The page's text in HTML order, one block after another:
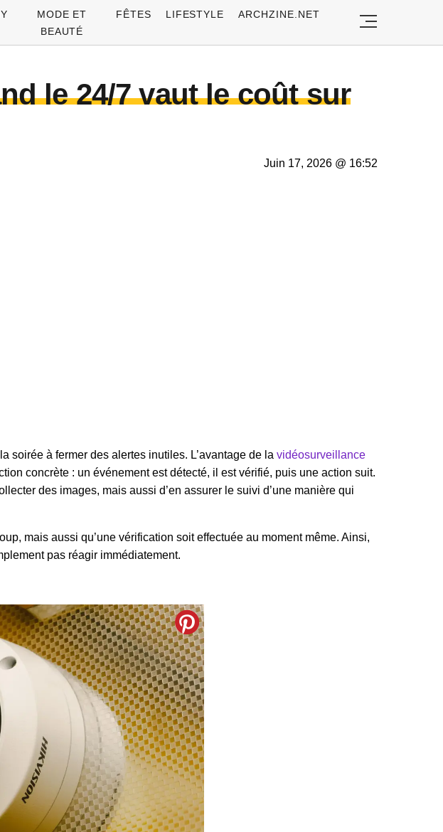
MODE ET
BEAUTÉ
FÊTES LIFESTYLE ARCHZINE.NET
le 24/7 vaut le coût sur
Juin 17, 2026 @ 16:52
à fermer des alertes inutiles. L’avantage de la vidéosurveillance
concrète : un événement est détecté, il est vérifié, puis une action suit.
des images, mais aussi d’en assurer le suivi d’une manière qui
mais aussi qu’une vérification soit effectuée au moment même. Ainsi,
pas réagir immédiatement.